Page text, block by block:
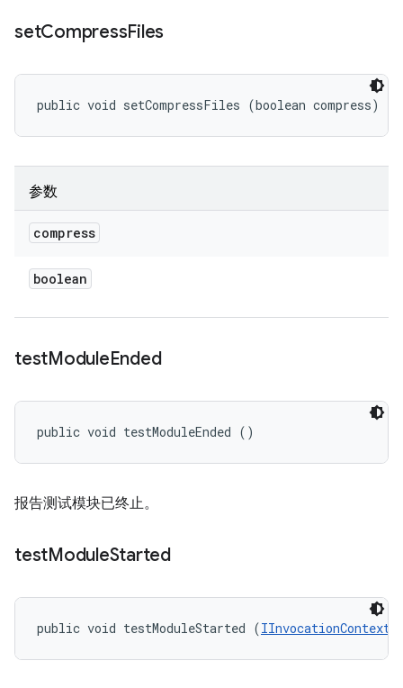
setCompressFiles
public void setCompressFiles (boolean compress)
参数
compress
boolean
testModuleEnded
public void testModuleEnded ()
报告测试模块已终止。
testModuleStarted
public void testModuleStarted (IInvocationContext